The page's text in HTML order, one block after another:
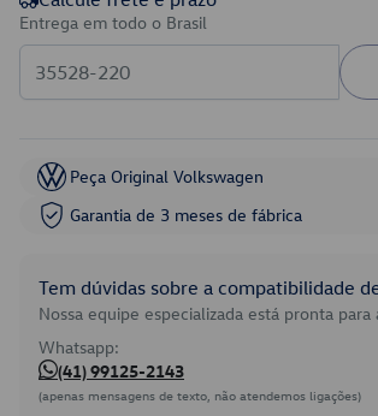
Entrega em todo o Brasil
Peça Original Volkswagen
Garantia de 3 meses de fábrica
Tem dúvidas sobre a compatibilidade
Nossa equipe especializada está pronta para
Whatsapp:
(41) 99125-2143
(apenas mensagens de texto, não atendemos ligações)